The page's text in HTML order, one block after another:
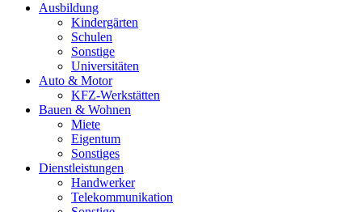
Ausbildung
Kindergärten
Schulen
Sonstige
Universitäten
Auto & Motor
KFZ-Werkstätten
Bauen & Wohnen
Miete
Eigentum
Sonstiges
Dienstleistungen
Handwerker
Telekommunikation